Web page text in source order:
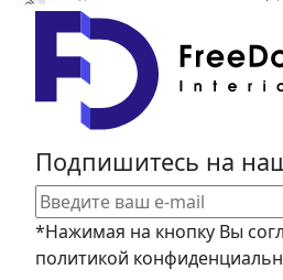
Подпишитесь на
*Нажимая на кнопку Вы
политикой